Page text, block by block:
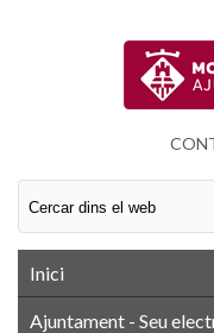
Inici
Ajuntament - Seu